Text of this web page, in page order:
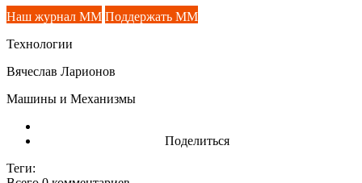
Наш журнал ММ Поддержать ММ
Технологии
Вячеслав Ларионов
Машины и Механизмы
Поделиться
Теги: